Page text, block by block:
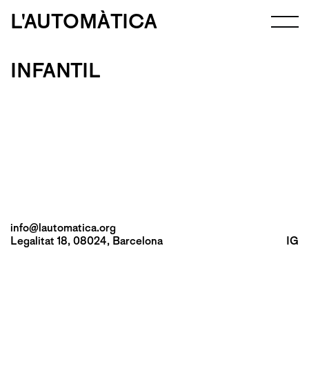
L'AUTOMÀTICA
INFANTIL
info@lautomatica.org
Legalitat 18, 08024, Barcelona
IG